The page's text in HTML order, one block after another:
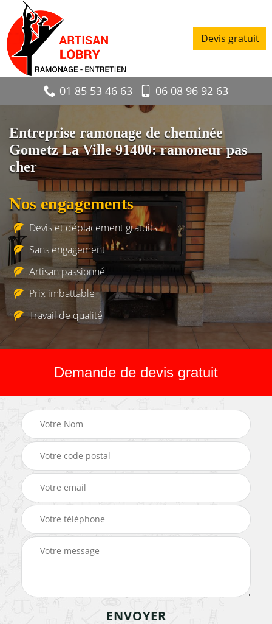
Devis gratuit
01 85 53 46 63 06 08 96 92 63
Entreprise ramonage de cheminée
Gometz La Ville 91400: ramoneur pas
cher
Nos engagements
Devis et déplacement gratuits
Sans engagement
Artisan passionné
Prix imbattable
Travail de qualité
Demande de devis gratuit